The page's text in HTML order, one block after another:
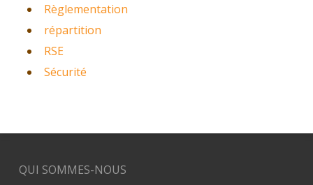
Règlementation
répartition
RSE
Sécurité
QUI SOMMES-NOUS